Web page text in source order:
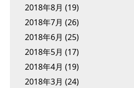
2018年8月 (19)
2018年7月 (26)
2018年6月 (25)
2018年5月 (17)
2018年4月 (19)
2018年3月 (24)